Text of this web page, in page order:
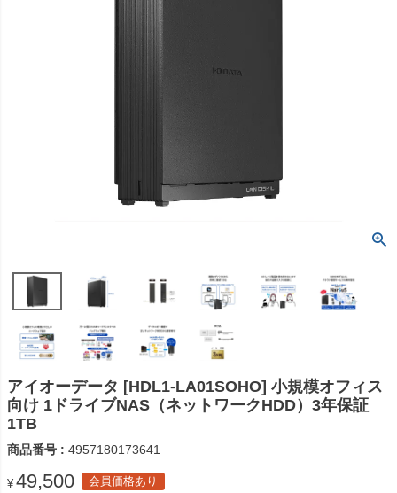
アイオーデータ [HDL1-LA01SOHO] 小規模オフィス
向け 1ドライブNAS（ネットワークHDD）3年保証
1TB
商品番号 4957180173641
¥ 49,500 会員価格あり